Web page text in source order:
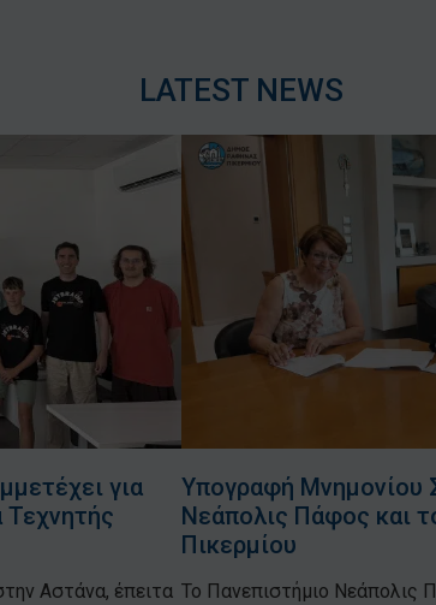
LATEST NEWS
για
Αστάνα, έπειτα
Υπογραφή Μνημονίου
Νεάπολις Πάφος και
Πικερμίου
Το Πανεπιστήμιο Νεάπολις